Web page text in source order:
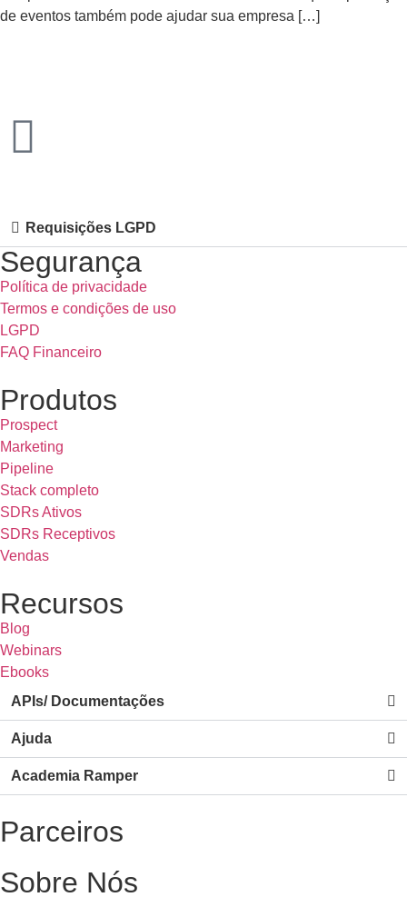
de eventos também pode ajudar sua empresa […]
Requisições LGPD
Segurança
Política de privacidade
Termos e condições de uso
LGPD
FAQ Financeiro
Produtos
Prospect
Marketing
Pipeline
Stack completo
SDRs Ativos
SDRs Receptivos
Vendas
Recursos
Blog
Webinars
Ebooks
APIs/ Documentações
Ajuda
Academia Ramper
Parceiros
Sobre Nós